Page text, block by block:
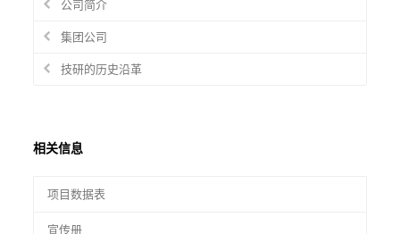
公司简介
集团公司
技研的历史沿革
相关信息
项目数据表
宣传册